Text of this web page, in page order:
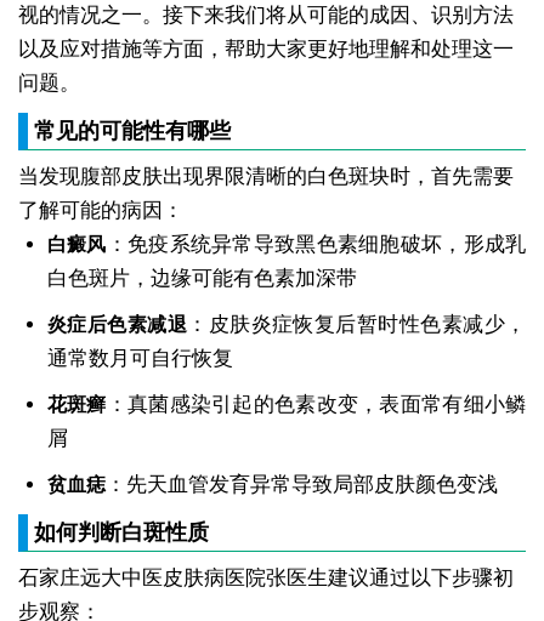
视的情况之一。接下来我们将从可能的成因、识别方法
以及应对措施等方面，帮助大家更好地理解和处理这一
问题。
常见的可能性有哪些
当发现腹部皮肤出现界限清晰的白色斑块时，首先需要
了解可能的病因：
白癜风 ：免疫系统异常导致黑色素细胞破坏，形成乳
白色斑片，边缘可能有色素加深带
炎症后色素减退 ：皮肤炎症恢复后暂时性色素减少，
通常数月可自行恢复
花斑癣 ：真菌感染引起的色素改变，表面常有细小鳞
屑
贫血痣：先天血管发育异常导致局部皮肤颜色变浅
如何判断白斑性质
石家庄远大中医皮肤病医院张医生建议通过以下步骤初
步观察：